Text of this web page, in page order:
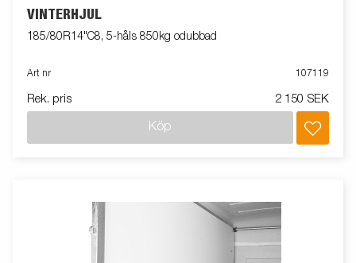
VINTERHJUL
185/80R14"C8, 5-håls 850kg odubbad
Art nr 107119
Rek. pris 2 150 SEK
Köp